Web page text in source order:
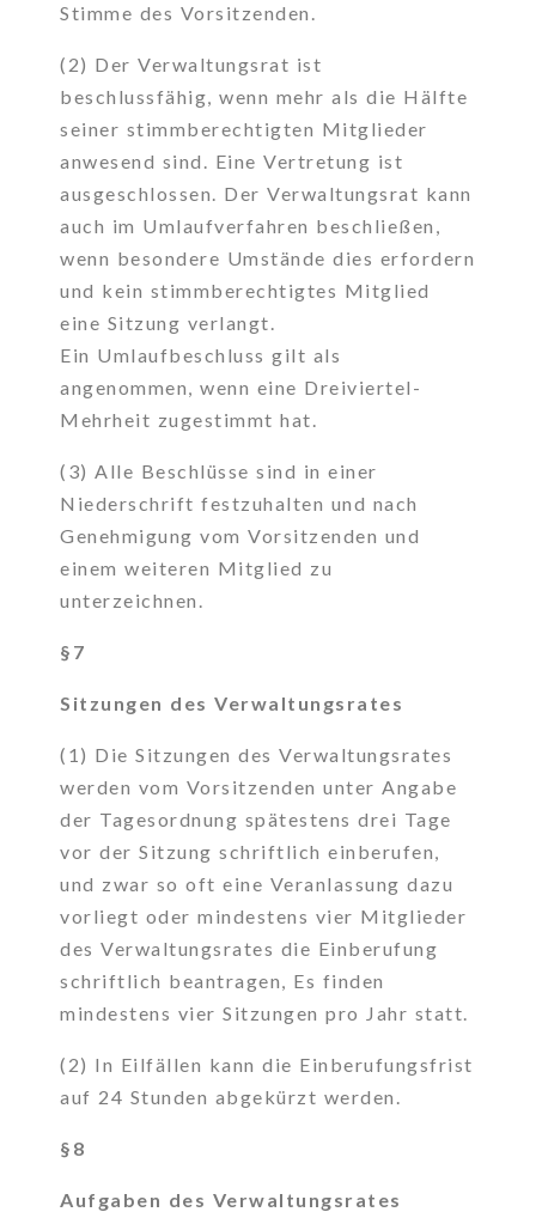
Stimme des Vorsitzenden.
(2) Der Verwaltungsrat ist
beschlussfähig, wenn mehr als die Hälfte
seiner stimmberechtigten Mitglieder
anwesend sind. Eine Vertretung ist
ausgeschlossen. Der Verwaltungsrat kann
auch im Umlaufverfahren beschließen,
wenn besondere Umstände dies erfordern
und kein stimmberechtigtes Mitglied
eine Sitzung verlangt.
Ein Umlaufbeschluss gilt als
angenommen, wenn eine Dreiviertel-
Mehrheit zugestimmt hat.
(3) Alle Beschlüsse sind in einer
Niederschrift festzuhalten und nach
Genehmigung vom Vorsitzenden und
einem weiteren Mitglied zu
unterzeichnen.
§7
Sitzungen des Verwaltungsrates
(1) Die Sitzungen des Verwaltungsrates
werden vom Vorsitzenden unter Angabe
der Tagesordnung spätestens drei Tage
vor der Sitzung schriftlich einberufen,
und zwar so oft eine Veranlassung dazu
vorliegt oder mindestens vier Mitglieder
des Verwaltungsrates die Einberufung
schriftlich beantragen, Es finden
mindestens vier Sitzungen pro Jahr statt.
(2) In Eilfällen kann die Einberufungsfrist
auf 24 Stunden abgekürzt werden.
§8
Aufgaben des Verwaltungsrates